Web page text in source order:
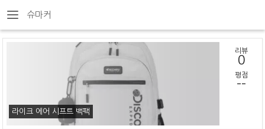
슈마커
라이크 에어 시프트 백팩
리뷰
0
평점
--